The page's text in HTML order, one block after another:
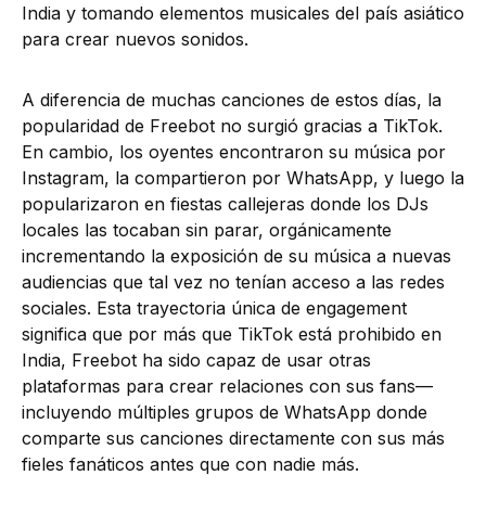
India y tomando elementos musicales del país asiático
para crear nuevos sonidos.
A diferencia de muchas canciones de estos días, la
popularidad de Freebot no surgió gracias a TikTok.
En cambio, los oyentes encontraron su música por
Instagram, la compartieron por WhatsApp, y luego la
popularizaron en fiestas callejeras donde los DJs
locales las tocaban sin parar, orgánicamente
incrementando la exposición de su música a nuevas
audiencias que tal vez no tenían acceso a las redes
sociales. Esta trayectoria única de engagement
significa que por más que TikTok está prohibido en
India, Freebot ha sido capaz de usar otras
plataformas para crear relaciones con sus fans—
incluyendo múltiples grupos de WhatsApp donde
comparte sus canciones directamente con sus más
fieles fanáticos antes que con nadie más.